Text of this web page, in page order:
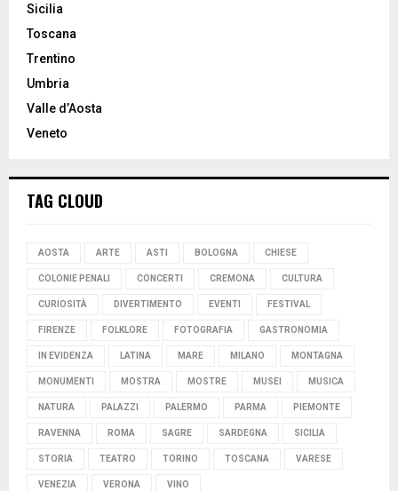
Sicilia
Toscana
Trentino
Umbria
Valle d’Aosta
Veneto
TAG CLOUD
AOSTA ARTE ASTI BOLOGNA CHIESE
COLONIE PENALI CONCERTI CREMONA CULTURA
CURIOSITÀ DIVERTIMENTO EVENTI FESTIVAL
FIRENZE FOLKLORE FOTOGRAFIA GASTRONOMIA
IN EVIDENZA LATINA MARE MILANO MONTAGNA
MONUMENTI MOSTRA MOSTRE MUSEI MUSICA
NATURA PALAZZI PALERMO PARMA PIEMONTE
RAVENNA ROMA SAGRE SARDEGNA SICILIA
STORIA TEATRO TORINO TOSCANA VARESE
VENEZIA VERONA VINO